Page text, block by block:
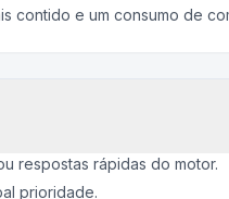
contido e um consumo de
respostas rápidas do motor.
prioridade.